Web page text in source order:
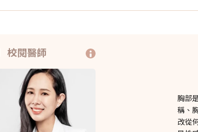
校閱醫師
胸部
稱、
改從